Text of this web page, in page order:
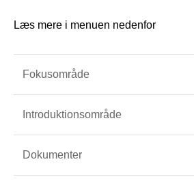
Læs mere i menuen nedenfor
Fokusområde
Introduktionsområde
Dokumenter